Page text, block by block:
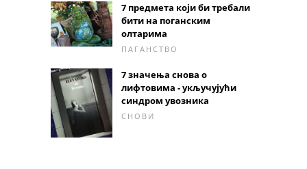
7 предмета који би требали
бити на поганским
олтарима
ПАГАНСТВО
7 значења снова о
лифтовима - укључујући
синдром увозника
СНОВИ